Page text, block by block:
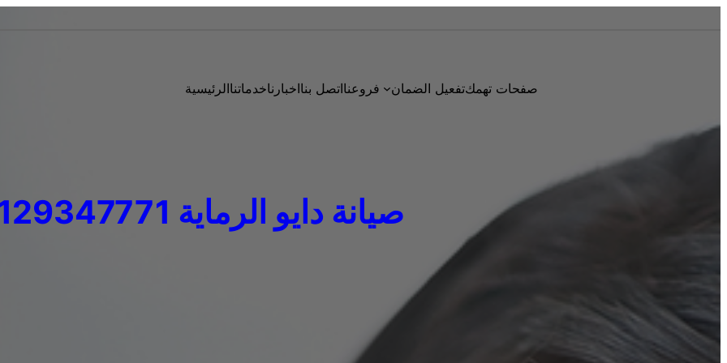
الرئيسيةخدماتنااخبارنااتصل بنافروعنا تفعيل الضمانصفحات تهمك
صيانة دايو الرماية 01129347771